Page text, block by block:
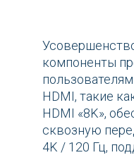
компоненты
HDMI, такие
HDMI «8K»,
сквозную
4K / 120 Гц,